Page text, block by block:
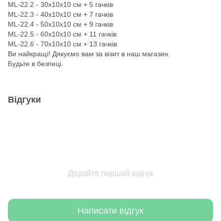
ML-22.2 - 30х10х10 см + 5 гачків
ML-22.3 - 40х10х10 см + 7 гачків
ML-22.4 - 50х10х10 см + 9 гачків
ML-22.5 - 60х10х10 см + 11 гачків
ML-22.6 - 70х10х10 см + 13 гачків
Ви найкращі! Дякуємо вам за візит в наш магазин.
Будьте в безпеці.
Відгуки
Додайте перший відгук
Написати відгук